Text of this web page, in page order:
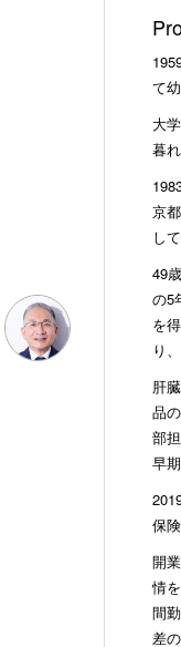
て
大
暮れ
京
し
49
の5
を
り
肝
品
部
早期
保
開
情
間
差